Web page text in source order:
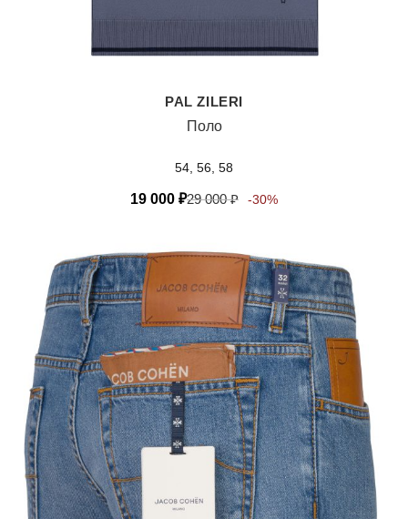
PAL ZILERI
Поло
54, 56, 58
19 000 ₽29 000₽ -30%